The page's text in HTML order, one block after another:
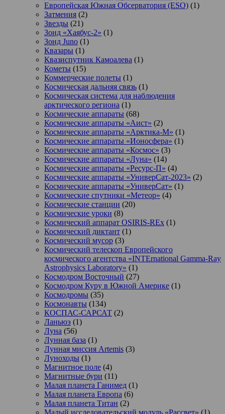
Европейская Южная Обсерватория (ESO) (1)
Затмения (2)
Звезды (21)
Зонд «Хаябус-2» (1)
Зонд Juno (1)
Квазары (1)
Квазиспутник Камоалева (1)
Кометы (15)
Коммерческие полеты (1)
Космическая дальняя связь (1)
Космическая система для наблюдения
арктического региона (1)
Космические аппараты (68)
Космические аппараты «Аист» (2)
Космические аппараты «Арктика-М» (1)
Космические аппараты «Ионосфера» (1)
Космические аппараты «Космос» (3)
Космические аппараты «Луна» (14)
Космические аппараты «Ресурс-П» (4)
Космические аппараты «УниверСат-2023» (2)
Космические аппараты «УниверСат» (1)
Космические спутники «Метеор» (4)
Космические станции (20)
Космические уроки (8)
Космический аппарат OSIRIS-REx (1)
Космический диктант (1)
Космический мусор (3)
Космический телескоп Европейского
космического агентства «INTErnational Gamma-Ray
Astrophysics Laboratory» (1)
Космодром Восточный (27)
Космодром Куру в Южной Америке (1)
Космодромы (35)
Космонавты (134)
КОСПАС-САРСАТ (2)
Ланьюэ (1)
Луна (56)
Лунная база (1)
Лунная миссия Artemis (3)
Луноходы (1)
Магнитное поле (4)
Магнитные бури (11)
Малая планета Ганимед (1)
Малая планета Европа (6)
Малая планета Титан (2)
Малый исследовательский модуль «Рассвет» (1)